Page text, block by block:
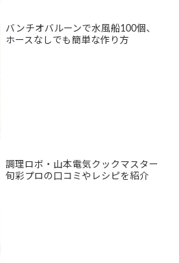
バンチオバルーンで水風船100個、
ホースなしでも簡単な作り方
調理ロボ・山本電気クックマスター
旬彩プロの口コミやレシピを紹介